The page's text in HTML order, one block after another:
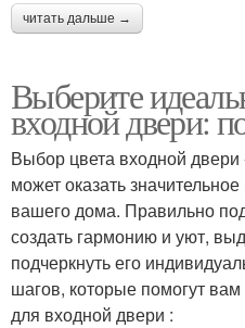
читать дальше →
Выберите
входной двери:
Выбор цвета входной
может оказать
вашего дома. Правильно
создать гармонию и уют,
подчеркнуть его
шагов, которые помогут
для входной двери :